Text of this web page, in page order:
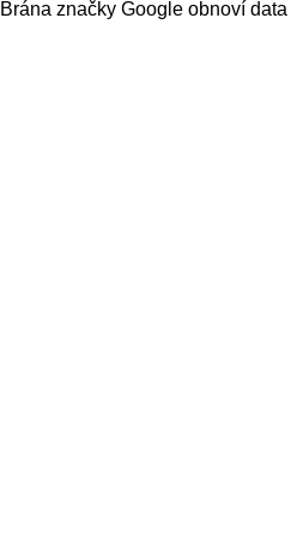
Brána značky Google obnoví